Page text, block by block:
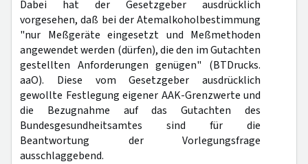
Dabei hat der Gesetzgeber ausdrücklich
vorgesehen, daß bei der Atemalkoholbestimmung
"nur Meßgeräte eingesetzt und Meßmethoden
angewendet werden (dürfen), die den im Gutachten
gestellten Anforderungen genügen" (BTDrucks.
aaO). Diese vom Gesetzgeber ausdrücklich
gewollte Festlegung eigener AAK-Grenzwerte und
die Bezugnahme auf das Gutachten des
Bundesgesundheitsamtes sind für die
Beantwortung der Vorlegungsfrage
ausschlaggebend.